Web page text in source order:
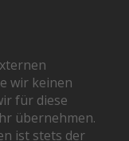
wir keinen
für diese
übernehmen.
ist stets der